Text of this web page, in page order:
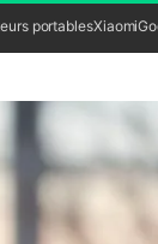
portablesXiaomi